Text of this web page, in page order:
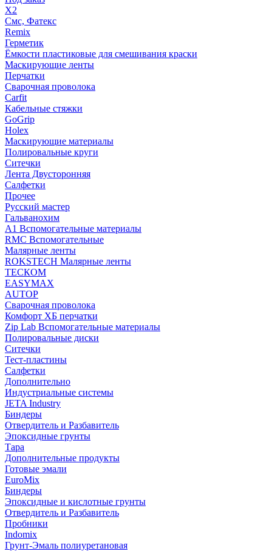
X2
Смс, Фатекс
Remix
Герметик
Ёмкости пластиковые для смешивания краски
Маскирующие ленты
Перчатки
Сварочная проволока
Carfit
Кабельные стяжки
GoGrip
Holex
Маскирующие материалы
Полировальные круги
Ситечки
Лента Двусторонняя
Салфетки
Прочее
Русский мастер
Гальванохим
А1 Вспомогательные материалы
RMC Вспомогательные
Малярные ленты
ROKSTECH Малярные ленты
ТЕСКОМ
EASYMAX
AUTOP
Сварочная проволока
Комфорт ХБ перчатки
Zip Lab Вспомогательные материалы
Полировальные диски
Ситечки
Тест-пластины
Салфетки
Дополнительно
Индустриальные системы
JETA Industry
Биндеры
Отвердитель и Разбавитель
Эпоксидные грунты
Тара
Дополнительные продукты
Готовые эмали
EuroMix
Биндеры
Эпоксидные и кислотные грунты
Отвердитель и Разбавитель
Пробники
Indomix
Грунт-Эмаль полиуретановая